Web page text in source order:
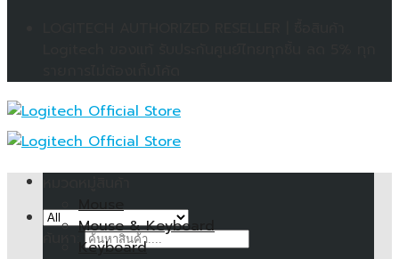
Mouse
Mouse & Keyboard
Keyboard